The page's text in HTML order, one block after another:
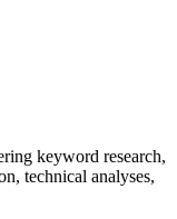
keyword research,
technical analyses,